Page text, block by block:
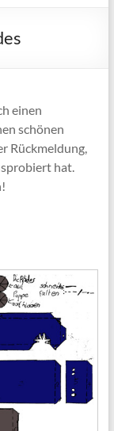
einen
schönen
Rückmeldung,
hat.